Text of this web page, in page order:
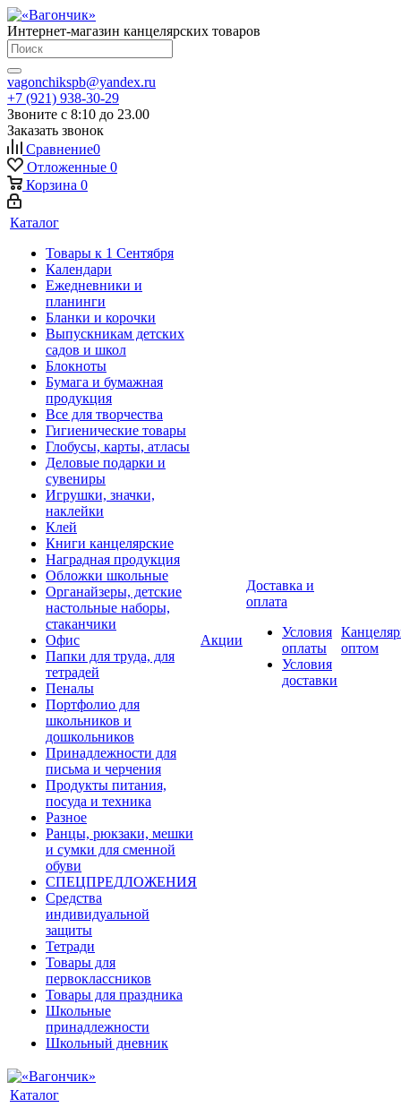
Интернет-магазин канцелярских товаров
vagonchikspb@yandex.ru
+7 (921) 938-30-29
Звоните с 8:10 до 23.00
Заказать звонок
Сравнение0
Отложенные 0
Корзина 0
Каталог
Товары к 1 Сентября
Календари
Ежедневники и
планинги
Бланки и корочки
Выпускникам детских
садов и школ
Блокноты
Бумага и бумажная
продукция
Все для творчества
Гигиенические товары
Глобусы, карты, атласы
Деловые подарки и
сувениры
Игрушки, значки,
наклейки
Клей
Книги канцелярские
Наградная продукция
Обложки школьные
Органайзеры, детские
настольные наборы,
стаканчики
Офис
Папки для труда, для
тетрадей
Пеналы
Портфолио для
школьников и
дошкольников
Принадлежности для
письма и черчения
Продукты питания,
посуда и техника
Разное
Ранцы, рюкзаки, мешки
и сумки для сменной
обуви
СПЕЦПРЕДЛОЖЕНИЯ
Средства
индивидуальной
защиты
Тетради
Товары для
первоклассников
Товары для праздника
Школьные
принадлежности
Школьный дневник
Акции
Доставка и
оплата
Условия
оплаты
Условия
доставки
оптом
Каталог